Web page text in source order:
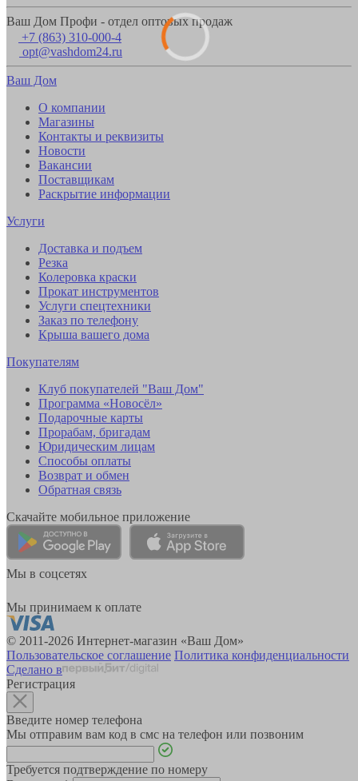
Ваш Дом Профи - отдел оптовых продаж
+7 (863) 310-000-4
opt@vashdom24.ru
Ваш Дом
О компании
Магазины
Контакты и реквизиты
Новости
Вакансии
Поставщикам
Раскрытие информации
Услуги
Доставка и подъем
Резка
Колеровка краски
Прокат инструментов
Услуги спецтехники
Заказ по телефону
Крыша вашего дома
Покупателям
Клуб покупателей "Ваш Дом"
Программа «Новосёл»
Подарочные карты
Прорабам, бригадам
Юридическим лицам
Способы оплаты
Возврат и обмен
Обратная связь
Скачайте мобильное приложение
Мы в соцсетях
Мы принимаем к оплате
© 2011-2026 Интернет-магазин «Ваш Дом»
Пользовательское соглашение Политика конфиденциальности
Сделано в
Регистрация
Введите номер телефона
Мы отправим вам код в смс на телефон или позвоним
Требуется подтверждение по номеру